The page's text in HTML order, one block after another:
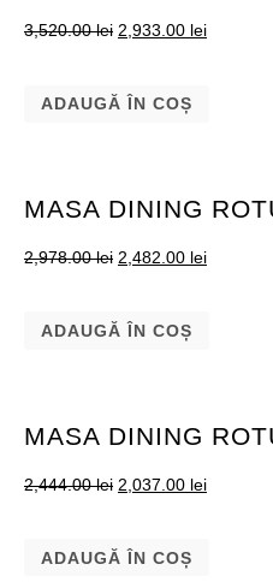
3,520.00lei 2,933.00 lei
ADAUGĂ ÎN COȘ
MASA DINING
2,978.00lei 2,482.00 lei
ADAUGĂ ÎN COȘ
MASA DINING
2,444.00lei 2,037.00 lei
ADAUGĂ ÎN COȘ